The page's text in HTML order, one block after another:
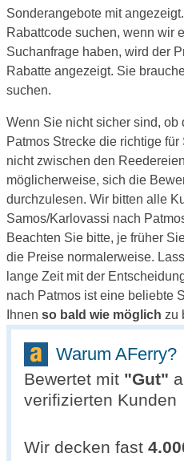
Sonderangebote mit
Rabattcode suchen, wenn wir
Suchanfrage haben, wird der
Rabatte angezeigt. Sie
suchen.
Wenn Sie nicht sicher sind,
Patmos Strecke die richtige
nicht zwischen den
möglicherweise, sich die
durchzulesen. Wir bitten alle
Samos/Karlovassi nach
Beachten Sie bitte, je früher
die Preise normalerweise.
lange Zeit mit der
nach Patmos ist eine beliebte
Ihnen so bald wie möglich zu
Warum AFerry?
Bewertet mit "Gut"
verifizierten Kunden
Wir decken fast